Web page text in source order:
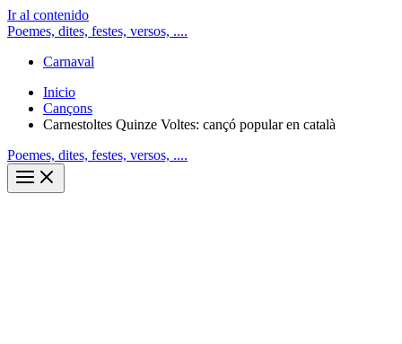
Ir al contenido
Poemes, dites, festes, versos, ....
Carnaval
Inicio
Cançons
Carnestoltes Quinze Voltes: cançó popular en català
Poemes, dites, festes, versos, ....